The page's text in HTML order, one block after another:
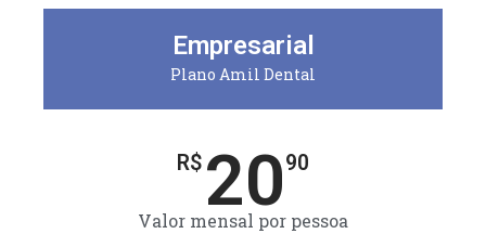
Empresarial
Plano Amil Dental
R$ 2090
Valor mensal por pessoa